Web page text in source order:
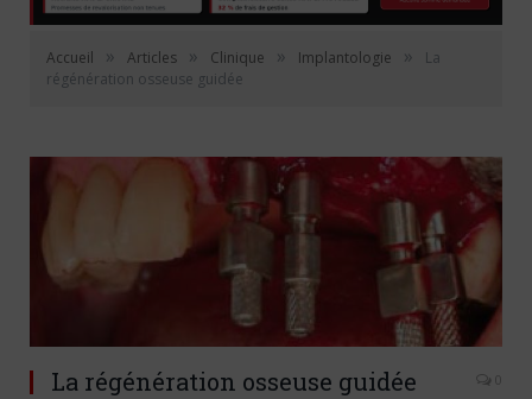
Accueil » Articles » Clinique » Implantologie »
La
régénération osseuse guidée
La régénération osseuse guidée 0